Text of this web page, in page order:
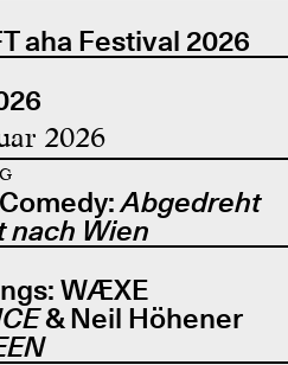
aha Festival 2026
2026
Abgedreht
nach Wien
WÆXE
& Neil Höhener